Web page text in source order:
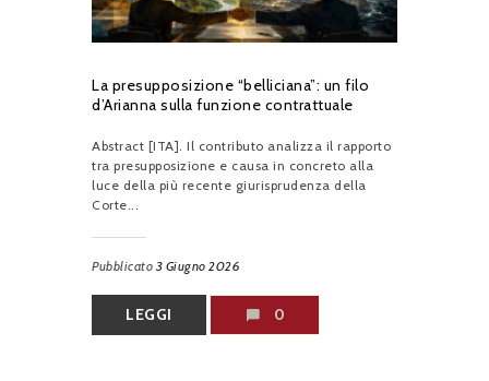
La presupposizione “belliciana”: un filo
d’Arianna sulla funzione contrattuale
Abstract [ITA]. Il contributo analizza il rapporto
tra presupposizione e causa in concreto alla
luce della più recente giurisprudenza della
Corte...
Pubblicato 3 Giugno 2026
LEGGI 0